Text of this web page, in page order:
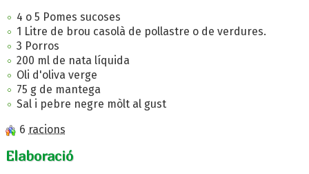
4 o 5 Pomes sucoses
1 Litre de brou casolà de pollastre o de verdures.
3 Porros
200 ml de nata líquida
Oli d'oliva verge
75 g de mantega
Sal i pebre negre mòlt al gust
6 racions
Elaboració